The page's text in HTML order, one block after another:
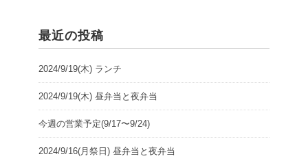
最近の投稿
2024/9/19(木) ランチ
2024/9/19(木) 昼弁当と夜弁当
今週の営業予定(9/17〜9/24)
2024/9/16(月祭日) 昼弁当と夜弁当